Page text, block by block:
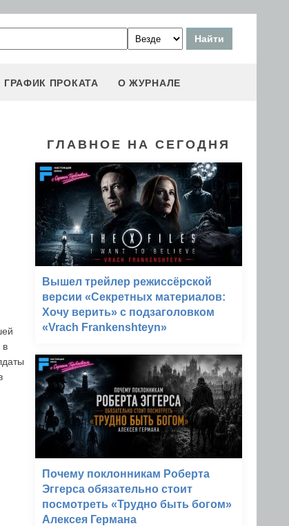
ГРАФИК ПРОКАТА О ЖУРНАЛЕ
в
ГЛАВНОЕ НА СЕГОДНЯ
Вышел трейлер режиссёрской
версии «Секретных материалов:
Хочу верить» с подзаголовком
«Vrach Frankenshteyn»
Почему поклонникам Роберта
Эггерса обязательно стоит
посмотреть «Трудно быть богом»
Алексея Германа